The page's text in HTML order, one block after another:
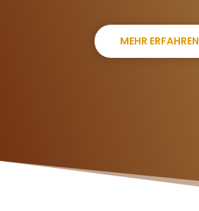
MEHR ERFAHREN